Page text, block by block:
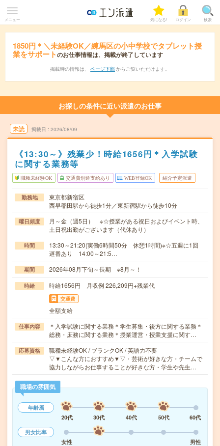
メニュー 気になる! ログイン 検索
1850円＊＼未経験OK／練馬区の小中学校でタブレット授
業をサポートのお仕事情報は、掲載が終了しています
掲載時の情報は、 ページ下部 からご覧いただけます。
お探しの条件に近い派遣のお仕事
未読 掲載日 2026/08/09
《13:30～》残業少！時給1656円＊入学試験
に関する業務等
職種未経験OK 交通費別途支給あり WEB登録OK 紹介予定派遣
勤務地
東京都新宿区
西早稲田駅から徒歩1分／東新宿駅から徒歩10分
曜日頻度
月～金（週5日） ※☆授業がある祝日およびイベント時、
土日祝出勤がございます（代休あり）
時間
13:30～21:20(実働6時間50分 休憩1時間)※☆五週に1回
遅番あり 14:00～21:5…
期間 2026年08月下旬～長期 ※8月～！
時給 時給1656円 月収例 226,209円+残業代
交通費
全額支給
仕事内容
＊入学試験に関する業務＊学生募集・後方に関する業務＊
総務・庶務に関する業務＊授業運営・授業支援に関す…
応募資格
職種未経験OK / ブランクOK / 英語力不要
▽▼こんな方におすすめ▼▽・芸術が好きな方・チームで
協力しながらお仕事することが好きな方・学生や先生…
職場の雰囲気
年齢層
20代
30代 40代 50代
60代
男女比率
女性
男性